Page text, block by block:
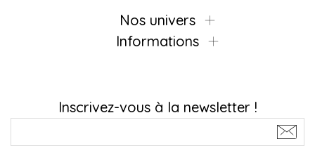
Nos univers
Informations
Inscrivez-vous à la newsletter !